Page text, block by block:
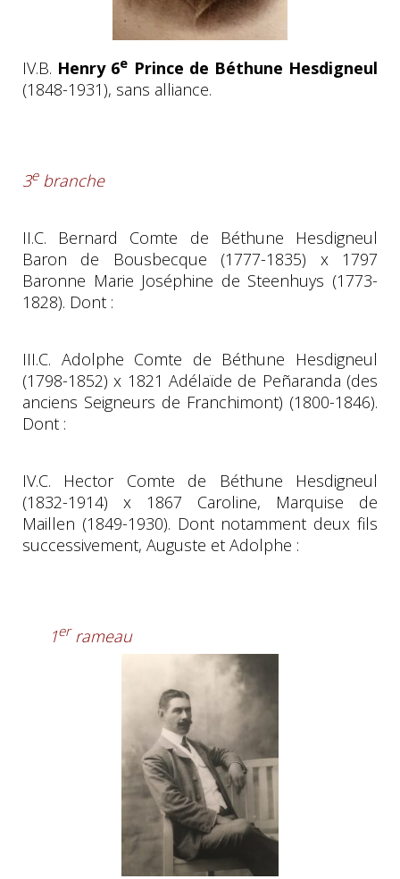
IV.B. Henry 6e Prince de Béthune Hesdigneul
(1848-1931), sans alliance.
3ebranche
II.C. Bernard Comte de Béthune Hesdigneul
Baron de Bousbecque (1777-1835) x 1797
Baronne Marie Joséphine de Steenhuys (1773-
1828). Dont :
III.C. Adolphe Comte de Béthune Hesdigneul
(1798-1852) x 1821 Adélaïde de Peñaranda (des
anciens Seigneurs de Franchimont) (1800-1846).
Dont :
IV.C. Hector Comte de Béthune Hesdigneul
(1832-1914) x 1867 Caroline, Marquise de
Maillen (1849-1930). Dont notamment deux fils
successivement, Auguste et Adolphe :
1errameau